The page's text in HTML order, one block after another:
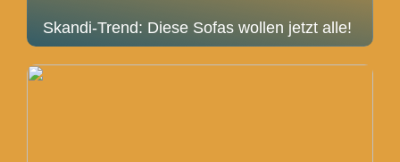
Skandi-Trend: Diese Sofas wollen jetzt alle!